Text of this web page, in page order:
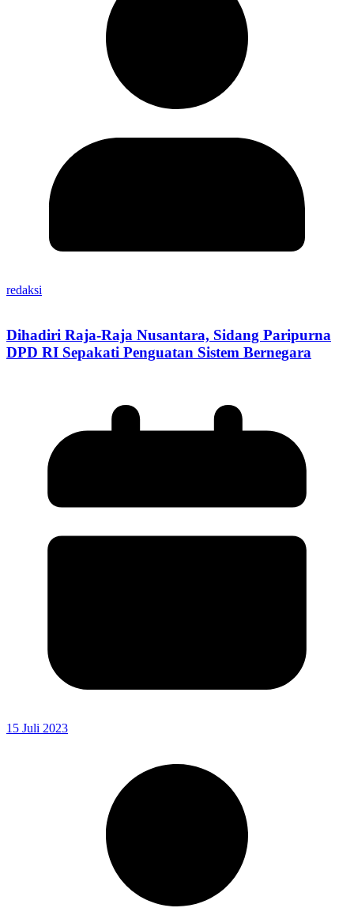
redaksi
Dihadiri Raja-Raja Nusantara, Sidang Paripurna
DPD RI Sepakati Penguatan Sistem Bernegara
15 Juli 2023